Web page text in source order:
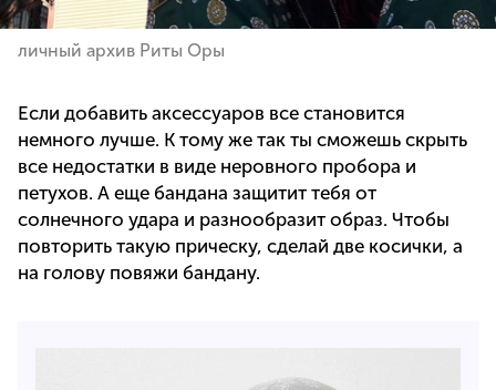
личный архив Риты Оры
Если добавить аксессуаров все становится
немного лучше. К тому же так ты сможешь скрыть
все недостатки в виде неровного пробора и
петухов. А еще бандана защитит тебя от
солнечного удара и разнообразит образ. Чтобы
повторить такую прическу, сделай две косички, а
на голову повяжи бандану.